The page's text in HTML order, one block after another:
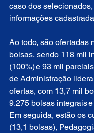
caso dos
informações
Ao todo, são ofertadas
bolsas, sendo 118 mil
(100%) e 93 mil
de Administração
ofertas, com 13,7 mil
9.275 bolsas integrais
Em seguida, estão os
(13,1 bolsas),